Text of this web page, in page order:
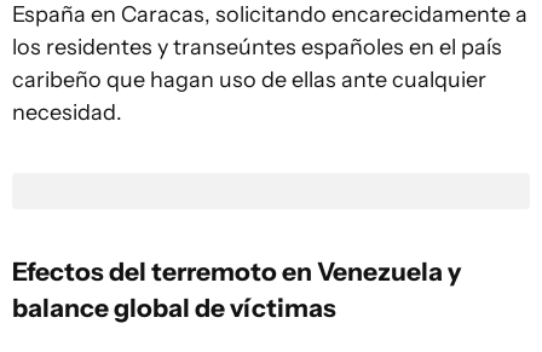
España en Caracas, solicitando encarecidamente a
los residentes y transeúntes españoles en el país
caribeño que hagan uso de ellas ante cualquier
necesidad.
Efectos del terremoto en Venezuela y
balance global de víctimas